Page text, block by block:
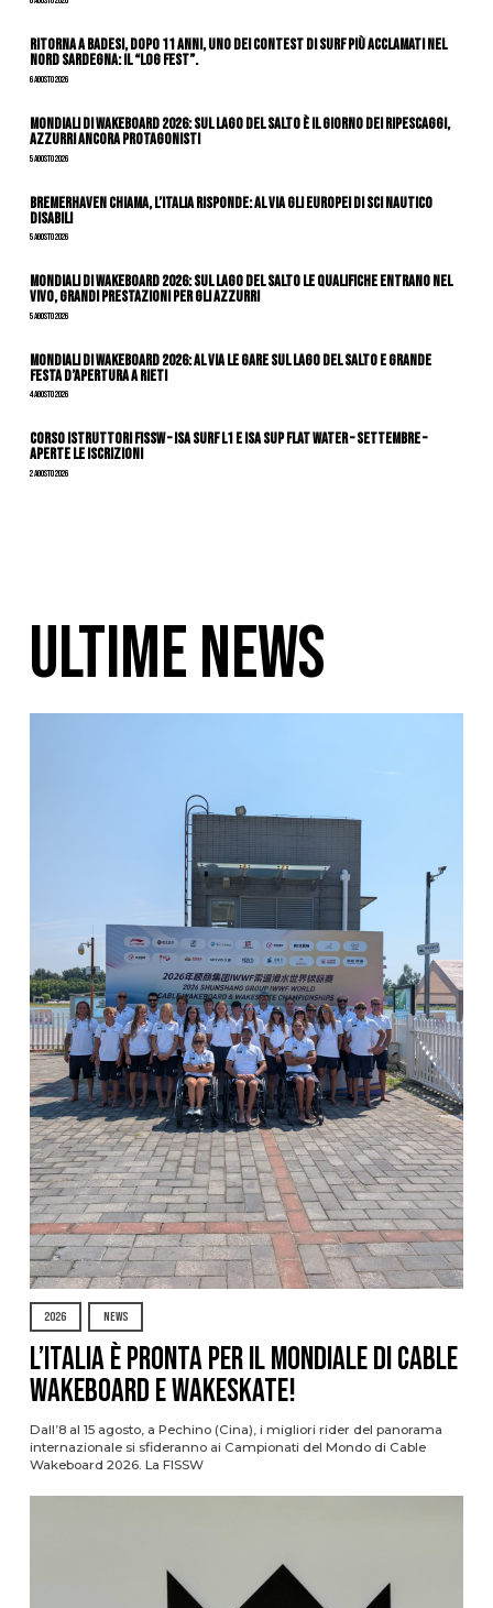
Ritorna a Badesi, dopo 11 anni, uno dei contest di surf più acclamati nel
nord Sardegna: il “Log Fest”.
6 Agosto 2026
Mondiali di Wakeboard 2026: sul Lago del Salto è il giorno dei ripescaggi,
azzurri ancora protagonisti
5 Agosto 2026
Bremerhaven chiama, l’Italia risponde: al via gli Europei di Sci Nautico
Disabili
5 Agosto 2026
Mondiali di Wakeboard 2026: sul Lago del Salto le qualifiche entrano nel
vivo, grandi prestazioni per gli azzurri
5 Agosto 2026
Mondiali di Wakeboard 2026: al via le gare sul Lago del Salto e grande
festa d’apertura a Rieti
4 Agosto 2026
CORSO ISTRUTTORI FISSW – ISA SURF L1 e ISA SUP Flat Water – SETTEMBRE –
APERTE LE ISCRIZIONI
2 Agosto 2026
ULTIME NEWS
2026 NEWS
L’Italia è pronta per il Mondiale di Cable
Wakeboard e Wakeskate!
Dall’8 al 15 agosto, a Pechino (Cina), i migliori rider del panorama
internazionale si sfideranno ai Campionati del Mondo di Cable
Wakeboard 2026. La FISSW